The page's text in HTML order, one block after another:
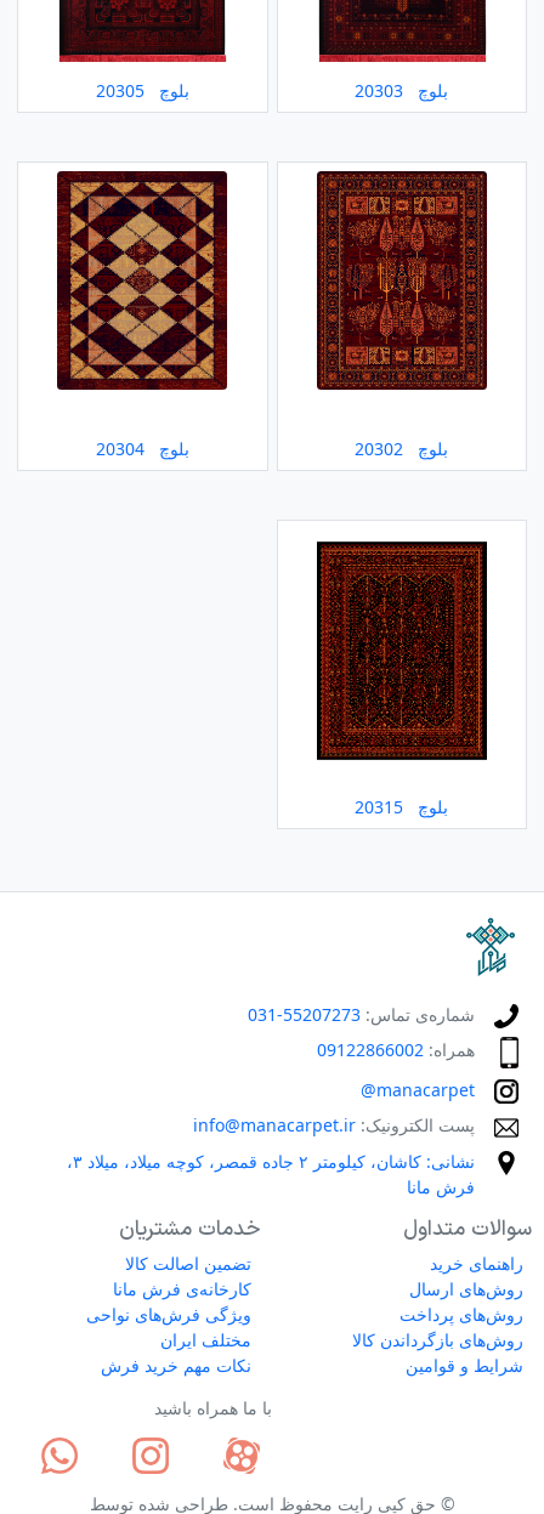
بلوچ 20303 بلوچ 20305
بلوچ 20302 بلوچ 20304
بلوچ 20315
شماره‌ی تماس: 55207273-031
همراه: 09122866002
manacarpet@
پست الکترونیک: info@manacarpet.ir
نشانی: کاشان، کیلومتر ۲ جاده قمصر، کوچه میلاد، میلاد ۳،
فرش مانا
سوالات متداول
راهنمای خرید
روش‌های ارسال
روش‌های پرداخت
روش‌های بازگرداندن کالا
شرایط و قوامین
خدمات مشتریان
تضمین اصالت کالا
کارخانه‌ی فرش مانا
ویژگی فرش‌های نواحی
مختلف ایران
نکات مهم خرید فرش
با ما همراه باشید
© حق کپی رایت محفوظ است. طراحی شده توسط